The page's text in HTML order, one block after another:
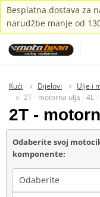
Besplatna dostava za
narudžbe manje od
Kući Dijelovi Ulje i
2T - motorna ulja - 4L -
2T -
Odaberite svoj
komponente:
Odaberite